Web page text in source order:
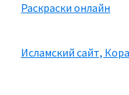
Раскраски онлайн
Исламский сайт,